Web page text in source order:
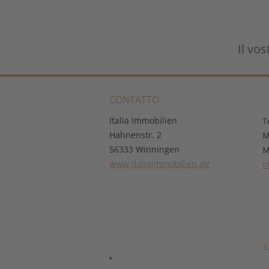
Il
CONTATTO
Italia Immobilien
Hahnenstr. 2
56333 Winningen
www.italiaimmobilien.de